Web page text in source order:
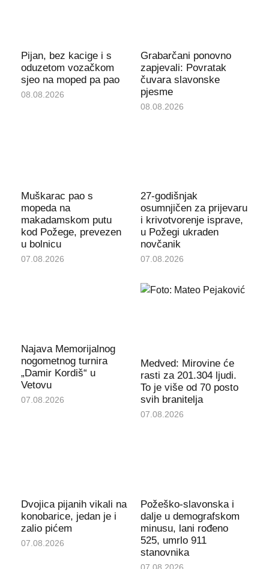
Pijan, bez kacige i s
oduzetom vozačkom
sjeo na moped pa pao
08.08.2026
Grabarčani ponovno
zapjevali: Povratak
čuvara slavonske
pjesme
08.08.2026
Muškarac pao s
mopeda na
makadamskom putu
kod Požege, prevezen
u bolnicu
07.08.2026
27-godišnjak
osumnjičen za prijevaru
i krivotvorenje isprave,
u Požegi ukraden
novčanik
07.08.2026
Najava Memorijalnog
nogometnog turnira
„Damir Kordiš“ u
Vetovu
07.08.2026
Medved: Mirovine će
rasti za 201.304 ljudi.
To je više od 70 posto
svih branitelja
07.08.2026
Dvojica pijanih vikali na
konobarice, jedan je i
zalio pićem
07.08.2026
Požeško-slavonska i
dalje u demografskom
minusu, lani rođeno
525, umrlo 911
stanovnika